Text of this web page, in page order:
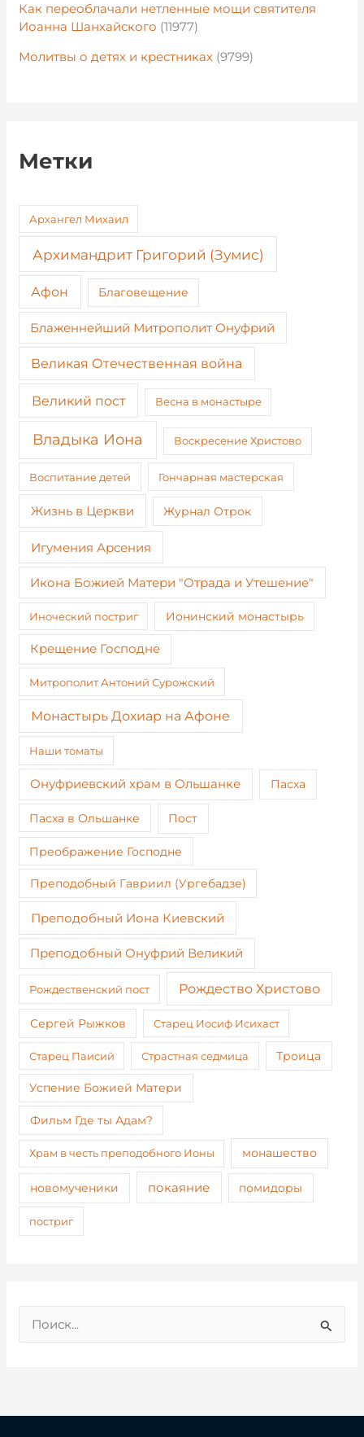
Как переоблачали нетленные мощи святителя
Иоанна Шанхайского (11977)
Молитвы о детях и крестниках (9799)
Метки
Архангел Михаил
Архимандрит Григорий (Зумис)
Афон Благовещение
Блаженнейший Митрополит Онуфрий
Великая Отечественная война
Великий пост Весна в монастыре
Владыка Иона Воскресение Христово
Воспитание детей Гончарная мастерская
Жизнь в Церкви Журнал Отрок
Игумения Арсения
Икона Божией Матери "Отрада и Утешение"
Иноческий постриг Ионинский монастырь
Крещение Господне
Митрополит Антоний Сурожский
Монастырь Дохиар на Афоне
Наши томаты
Онуфриевский храм в Ольшанке Пасха
Пасха в Ольшанке Пост
Преображение Господне
Преподобный Гавриил (Ургебадзе)
Преподобный Иона Киевский
Преподобный Онуфрий Великий
Рождественский пост Рождество Христово
Сергей Рыжков Старец Иосиф Исихаст
Старец Паисий Страстная седмица Троица
Успение Божией Матери
Фильм Где ты Адам?
Храм в честь преподобного Ионы монашество
новомученики покаяние помидоры
постриг